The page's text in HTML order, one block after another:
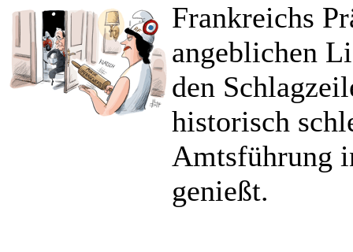
Frankreichs
angeblichen
den
historisch
Amtsführung
genießt.